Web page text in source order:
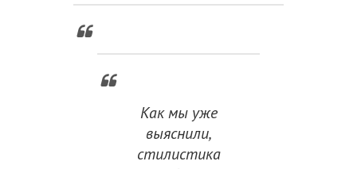
Как мы уже
выяснили,
стилистика